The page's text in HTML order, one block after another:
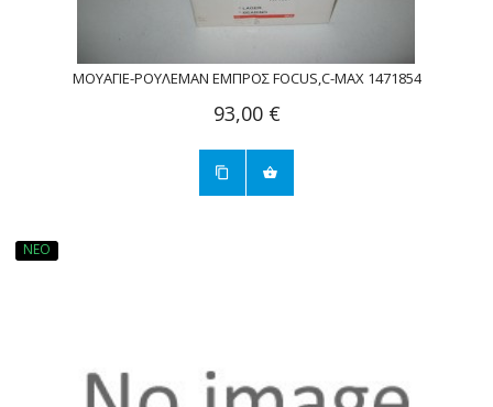
ΜΟΥΑΓΙΕ-ΡΟΥΛΕΜΑΝ ΕΜΠΡΟΣ FOCUS,C-MAX 1471854
93,00 €
ΝΈΟ